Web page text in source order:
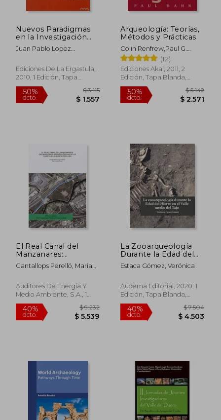
30% 50%
Nuevos Paradigmas
en la Investigación
Arqueológica: Actas
de Segundo
Arqueología de
Chamartín
Juan Pablo Lopez
Sanchez
Ediciones De La Ergastula,
2010, 1 Edición, Tapa
Blanda, Nuevo
50%
dcto.
Arqueología: Teorías,
Métodos y Prácticas
Colin Renfrew,Paul G.
Bahn
(12)
Ediciones Akal, 2011, 2
Edición, Tapa Blanda,
Nuevo
50%
dcto.
El Real Canal del
Manzanares:
excavaciones
arqueológicas de la
Esclusa
Cantallops Perelló, Maria
Carlos ; Guerra García,
Pablo
Auditores De Energía Y
Medio Ambiente, S.A., 1
Edición, Tapa Blanda,
Nuevo
La Zooarqueología
Durante la Edad del
Hierro en el Valle
Medio del Tajo
Estaca Gómez, Verónica
Audema Editorial, 2020, 1
Edición, Tapa Blanda,
Nuevo